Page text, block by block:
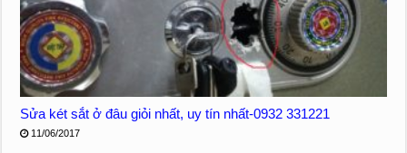
Sửa két sắt ở đâu giỏi nhất, uy tín nhất-0932 331221
11/06/2017